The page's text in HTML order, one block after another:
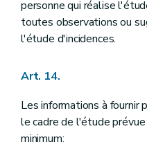
personne qui réalise
toutes observations ou
l'étude d'incidences.
Art. 14.
Les informations à fournir
le cadre de l'étude
minimum: